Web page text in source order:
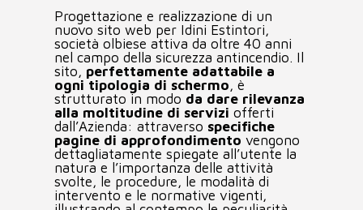
Progettazione e realizzazione di un
nuovo sito web per Idini Estintori,
società olbiese attiva da oltre 40 anni
nel campo della sicurezza antincendio. Il
sito, perfettamente adattabile a
ogni tipologia di schermo, è
strutturato in modo da dare rilevanza
alla moltitudine di servizi offerti
dall’Azienda: attraverso specifiche
pagine di approfondimento vengono
dettagliatamente spiegate all’utente la
natura e l’importanza delle attività
svolte, le procedure, le modalità di
intervento e le normative vigenti,